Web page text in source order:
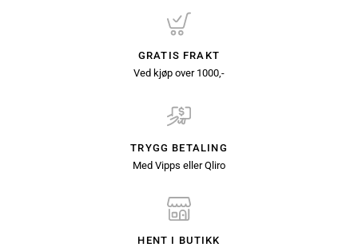
GRATIS FRAKT
Ved kjøp over 1000,-
TRYGG BETALING
Med Vipps eller Qliro
HENT I BUTIKK